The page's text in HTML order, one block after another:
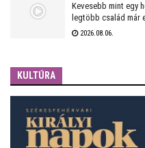
Kevesebb mint egy
legtöbb család már
tanszereket. A
2026.08.06.
KULTÚRA